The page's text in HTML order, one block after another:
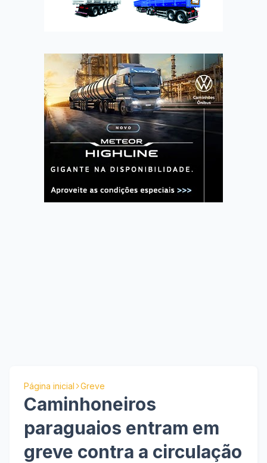
Página inicial Greve
Caminhoneiros
paraguaios entram em
greve contra a circulação